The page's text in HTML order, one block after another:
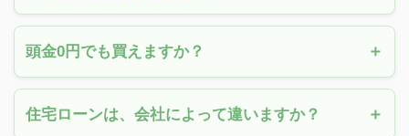
頭金0円でも買えますか？
住宅ローンは、会社によって違いますか？